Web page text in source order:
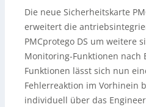
Die neue Sicherheitskarte
erweitert die
PMCprotego DS um weitere
Monitoring-Funktionen nach
Funktionen lässt sich nun
Fehlerreaktion im Vorhinein
individuell über das